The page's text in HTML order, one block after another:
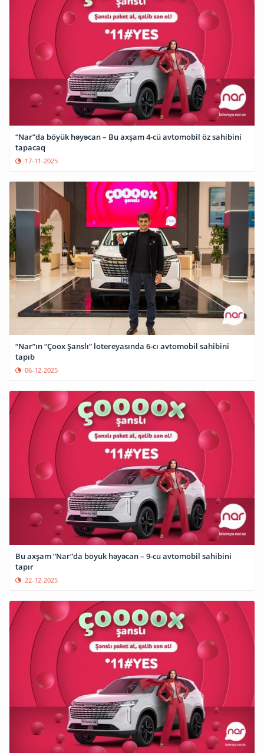
“Nar”da böyük həyəcan – Bu axşam 4-cü avtomobil öz sahibini
tapacaq
17-11-2025
“Nar”ın “Çoox Şanslı” lotereyasında 6-cı avtomobil sahibini
tapıb
06-12-2025
Bu axşam “Nar”da böyük həyəcan – 9-cu avtomobil sahibini
tapır
22-12-2025